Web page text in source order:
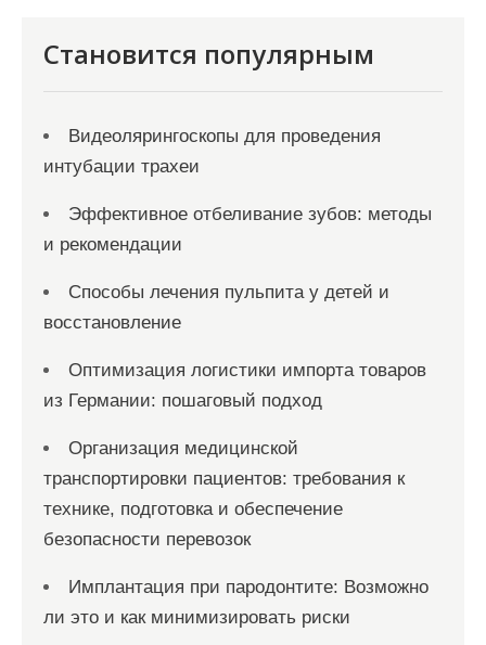
Становится популярным
Видеолярингоскопы для проведения
интубации трахеи
Эффективное отбеливание зубов: методы
и рекомендации
Способы лечения пульпита у детей и
восстановление
Оптимизация логистики импорта товаров
из Германии: пошаговый подход
Организация медицинской
транспортировки пациентов: требования к
технике, подготовка и обеспечение
безопасности перевозок
Имплантация при пародонтите: Возможно
ли это и как минимизировать риски